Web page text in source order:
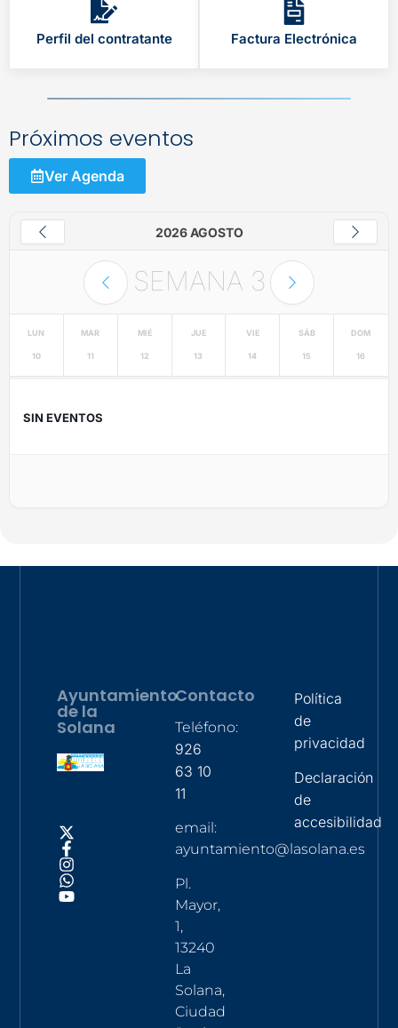
Perfil del contratante Factura Electrónica
Próximos eventos
Ver Agenda
2026 AGOSTO
SEMANA 3
LUN
10
MAR
11
MIÉ
12
JUE
13
VIE
14
SÁB
15
DOM
16
SIN EVENTOS
Ayuntamiento
de la
Solana
Contacto
Teléfono:
926
63 10
11
email:
ayuntamiento@lasolana.es
Pl.
Mayor,
1,
13240
La
Solana,
Ciudad
Política
de
privacidad
Declaración
de
accesibilidad